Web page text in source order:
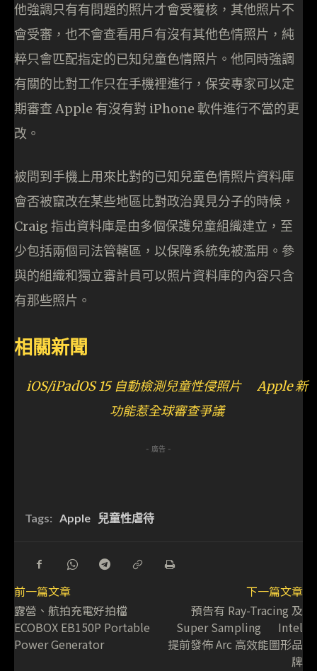
他強調只有有問題的照片才會受覆核，其他照片不
會受審，也不會查看用戶有沒有其他色情照片，純
粹只會匹配指定的已知兒童色情照片。他同時強調
有關的比對工作只在手機裡進行，保安專家可以定
期審查 Apple 有沒有對 iPhone 軟件進行不當的更
改。
被問到手機上用來比對的已知兒童色情照片資料庫
會否被竄改在某些地區比對政治異見分子的時候，
Craig 指出資料庫是由多個保護兒童組織建立，至
少包括兩個司法管轄區，以保障系統免被濫用。參
與的組織和獨立審計員可以照片資料庫的內容只含
有那些照片。
相關新聞
iOS/iPadOS 15 自動檢測兒童性侵照片 Apple 新
功能惹全球審查爭議
- 廣告 -
Tags: Apple 兒童性虐待
前一篇文章
露營、航拍充電好拍檔
ECOBOX EB150P Portable
Power Generator
下一篇文章
預告有 Ray-Tracing 及
Super Sampling Intel
提前發佈 Arc 高效能圖形品
牌